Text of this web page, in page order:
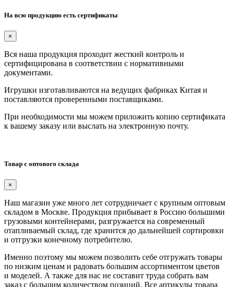
На всю продукцию есть сертификаты
×
Вся наша продукция проходит жесткий контроль и
сертифицирована в соответствии с нормативными
документами.
Игрушки изготавливаются на ведущих фабриках Китая и
поставляются проверенными поставщиками.
При необходимости мы можем приложить копию сертификата
к вашему заказу или выслать на электронную почту.
Товар с оптового склада
×
Наш магазин уже много лет сотрудничает с крупным оптовым
складом в Москве. Продукция прибывает в Россию большими
грузовыми контейнерами, разгружается на современный
отапливаемый склад, где хранится до дальнейшей сортировки
и отгрузки конечному потребителю.
Именно поэтому мы можем позволить себе отгружать товары
по низким ценам и радовать большим ассортиментом цветов
и моделей. А также для нас не составит труда собрать вам
заказ с большим количеством позиций. Все артикулы товара